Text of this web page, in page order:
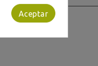
Aceptar